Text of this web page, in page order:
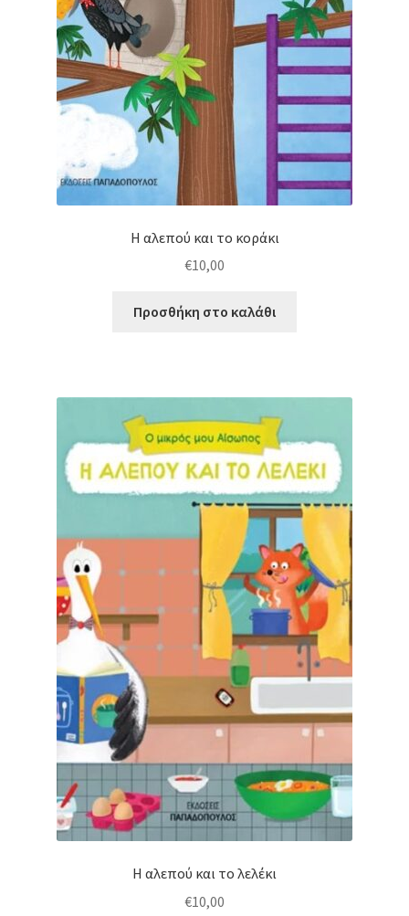
Η αλεπού και το κοράκι
€10,00
Προσθήκη στο καλάθι
Η αλεπού και το λελέκι
€10,00